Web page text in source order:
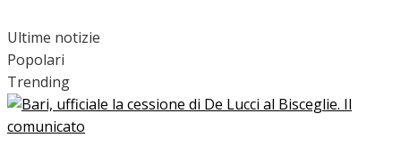
Ultime notizie
Popolari
Trending